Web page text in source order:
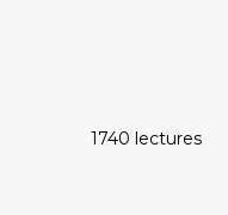
1740 lectures